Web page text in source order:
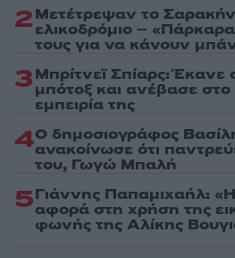
2Μετέτρεψαν το
ελικοδρόμιο –
τους για να κάνουν
3Μπρίτνεϊ Σπίαρς:
μπότοξ και ανέβασε
εμπειρία της
4Ο δημοσιογράφος
ανακοίνωσε ότι
του, Γωγώ Μπαλή
5Γιάννης Παπαμιχαήλ:
αφορά στη χρήση της
φωνής της Αλίκης